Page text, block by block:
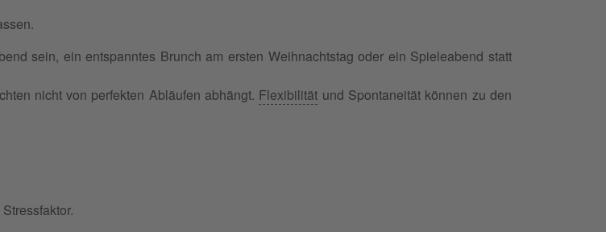
sein, ein entspanntes Brunch am ersten Weihnachtstag oder ein Spieleabend statt
nicht von perfekten Abläufen abhängt. Flexibilität und Spontaneität können zu den